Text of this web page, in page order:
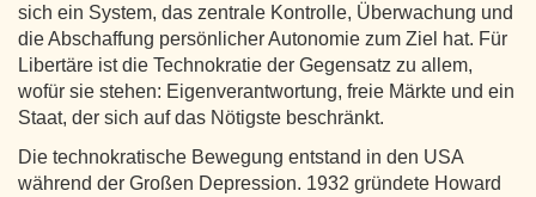
sich ein System, das zentrale Kontrolle, Überwachung und
die Abschaffung persönlicher Autonomie zum Ziel hat. Für
Libertäre ist die Technokratie der Gegensatz zu allem,
wofür sie stehen: Eigenverantwortung, freie Märkte und ein
Staat, der sich auf das Nötigste beschränkt.
Die technokratische Bewegung entstand in den USA
während der Großen Depression. 1932 gründete Howard